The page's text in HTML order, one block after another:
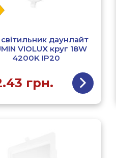
світильник даунлайт
VIOLUX круг 18W
4200K IP20
грн.